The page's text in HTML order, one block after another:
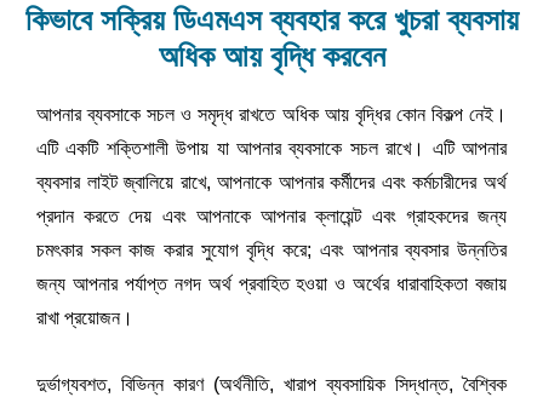
কিভাবে সক্রিয় ডিএমএস ব্যবহার করে খুচরা ব্যবসায়
অধিক আয় বৃদ্ধি করবেন
আপনার ব্যবসাকে সচল ও সমৃদ্ধ রাখতে অধিক আয় বৃদ্ধির কোন বিকল্প নেই।
এটি একটি শক্তিশালী উপায় যা আপনার ব্যবসাকে সচল রাখে। এটি আপনার
ব্যবসার লাইট জ্বালিয়ে রাখে, আপনাকে আপনার কর্মীদের এবং কর্মচারীদের অর্থ
প্রদান করতে দেয় এবং আপনাকে আপনার ক্লায়েন্ট এবং গ্রাহকদের জন্য
চমৎকার সকল কাজ করার সুযোগ বৃদ্ধি করে; এবং আপনার ব্যবসার উন্নতির
জন্য আপনার পর্যাপ্ত নগদ অর্থ প্রবাহিত হওয়া ও অর্থের ধারাবাহিকতা বজায়
রাখা প্রয়োজন।
দুর্ভাগ্যবশত, বিভিন্ন কারণ (অর্থনীতি, খারাপ ব্যবসায়িক সিদ্ধান্ত, বৈশ্বিক